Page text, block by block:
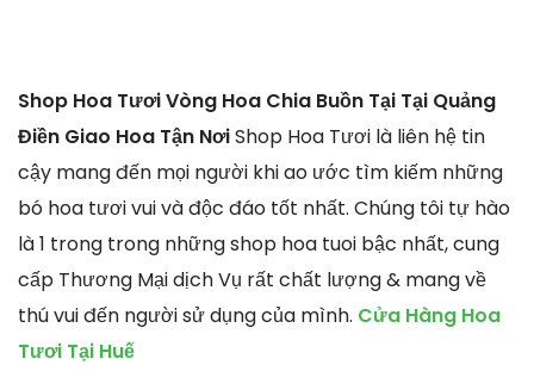
Shop Hoa Tươi Vòng Hoa Chia Buồn Tại Tại Quảng
Điền Giao Hoa Tận NơiShop Hoa Tươi là liên hệ tin
cậy mang đến mọi người khi ao ước tìm kiếm những
bó hoa tươi vui và độc đáo tốt nhất. Chúng tôi tự hào
là 1 trong trong những shop hoa tuoi bậc nhất, cung
cấp Thương Mại dịch Vụ rất chất lượng & mang về
thú vui đến người sử dụng của mình. Cửa Hàng Hoa
Tươi Tại Huế